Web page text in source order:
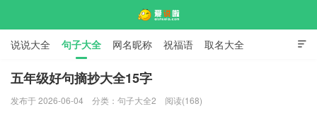

说说大全 句子大全 网名昵称 祝福语 取名大全
标语口号 签名大全
五年级好句摘抄大全15字
发布于 2026-06-04 分类： 句子大全2 阅读(168)